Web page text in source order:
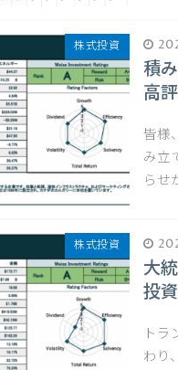
株式投資
積
高
皆様
み立
らせ
株式投資
大
投
トラ
わり